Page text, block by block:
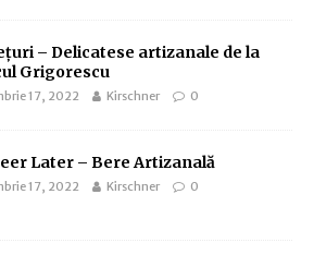
– Delicatese artizanale de la
Grigorescu
17, 2022 Kirschner 0
Later – Bere Artizanală
17, 2022 Kirschner 0